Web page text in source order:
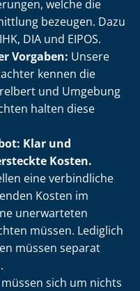
welche die
bezeugen. Dazu
DIA und EIPOS.
Vorgaben: Unsere
kennen die
und Umgebung
halten diese
Klar und
Kosten.
eine verbindliche
Kosten im
unerwarteten
müssen. Lediglich
müssen separat
müssen sich um nichts